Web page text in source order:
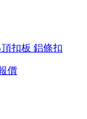
扣板 鋁條扣
價